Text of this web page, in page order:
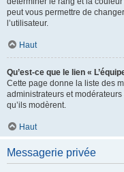
peut vous permettre de
l’utilisateur.
Haut
Qu’est-ce que le lien «
Cette page donne la liste des
administrateurs et
qu’ils modèrent.
Haut
Messagerie privée